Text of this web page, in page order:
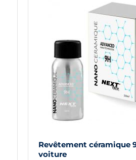
Revêtement céramique
voiture